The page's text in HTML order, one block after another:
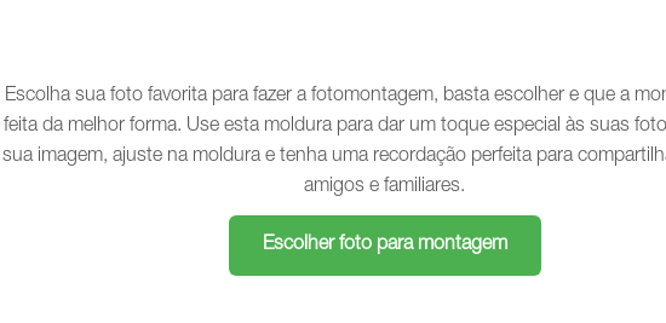
Escolha sua foto favorita para fazer a fotomontagem, basta escolher e que a
feita da melhor forma. Use esta moldura para dar um toque especial às suas
sua imagem, ajuste na moldura e tenha uma recordação perfeita para
amigos e familiares.
Escolher foto para montagem